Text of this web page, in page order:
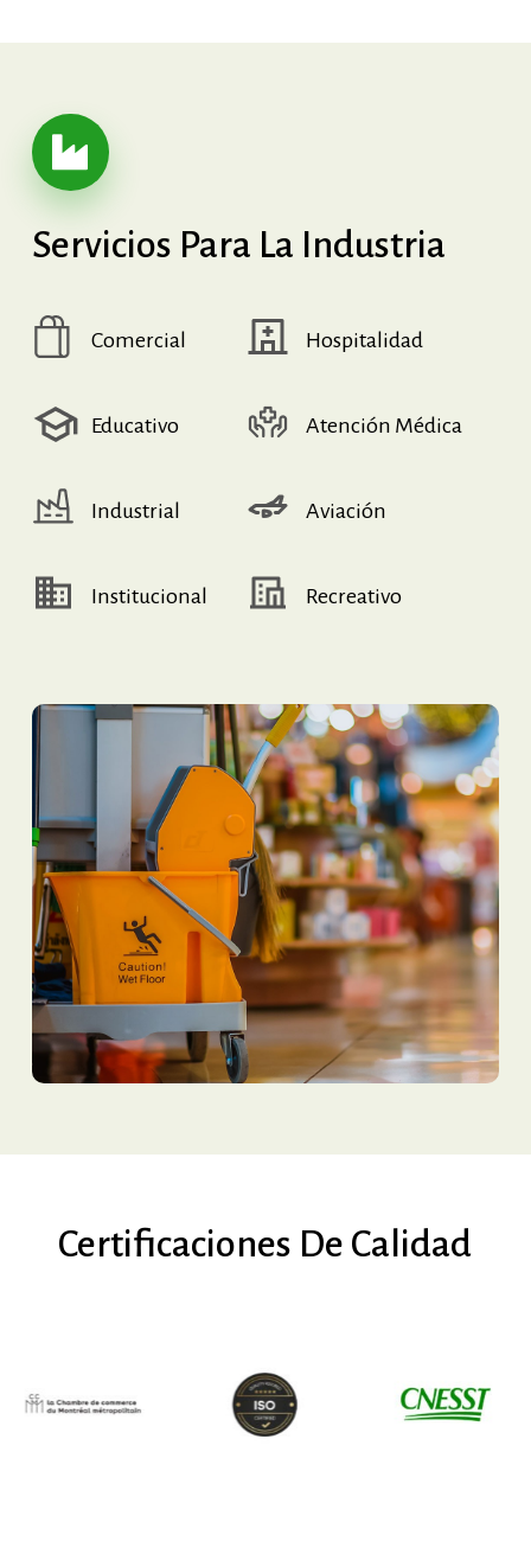
Servicios Para La Industria
Comercial
Educativo
Industrial
Institucional
Hospitalidad
Atención Médica
Aviación
Recreativo
Certificaciones De Calidad